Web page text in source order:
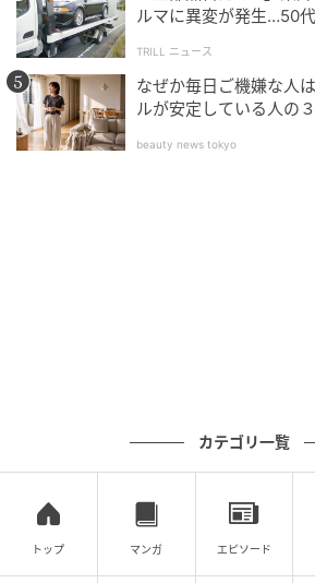
視界を遮らずピタッと固定！
と快適になる極小ホルダー
価格：￥330（税込）
耐荷重（約）：0.25kg
ルマに異変が発生…50
TRILL ニュース
なぜか毎日ご機嫌な人
ルが安定している人の
beauty news tokyo
カテゴリ一覧
トップ マンガ エピソード